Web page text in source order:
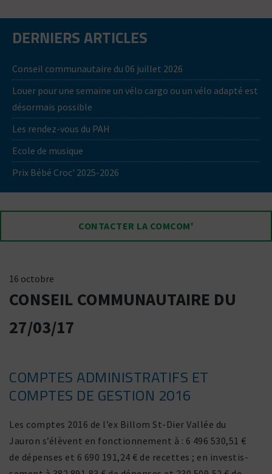
DERNIERS ARTICLES
Conseil communautaire du 06 juillet 2026
Louer pour une semaine un vélo cargo ou un vélo adapté est
désormais possible
Les rendez-vous du PAH
Ecole de musique
Prix Bébé Croc' 2025-2026
CONTACTER LA COMCOM'
16 octobre
CONSEIL COMMUNAUTAIRE DU
27/03/17
COMPTES ADMINISTRATIFS ET
COMPTES DE GESTION 2016
Les comptes 2016 de l’ex Billom St-Dier Vallée du
Jauron s’élèvent en fonc­tion­ne­ment à : 6 496 530,51 €
de dépenses et 6 690 191,24 € de recettes ; en inves­tis­